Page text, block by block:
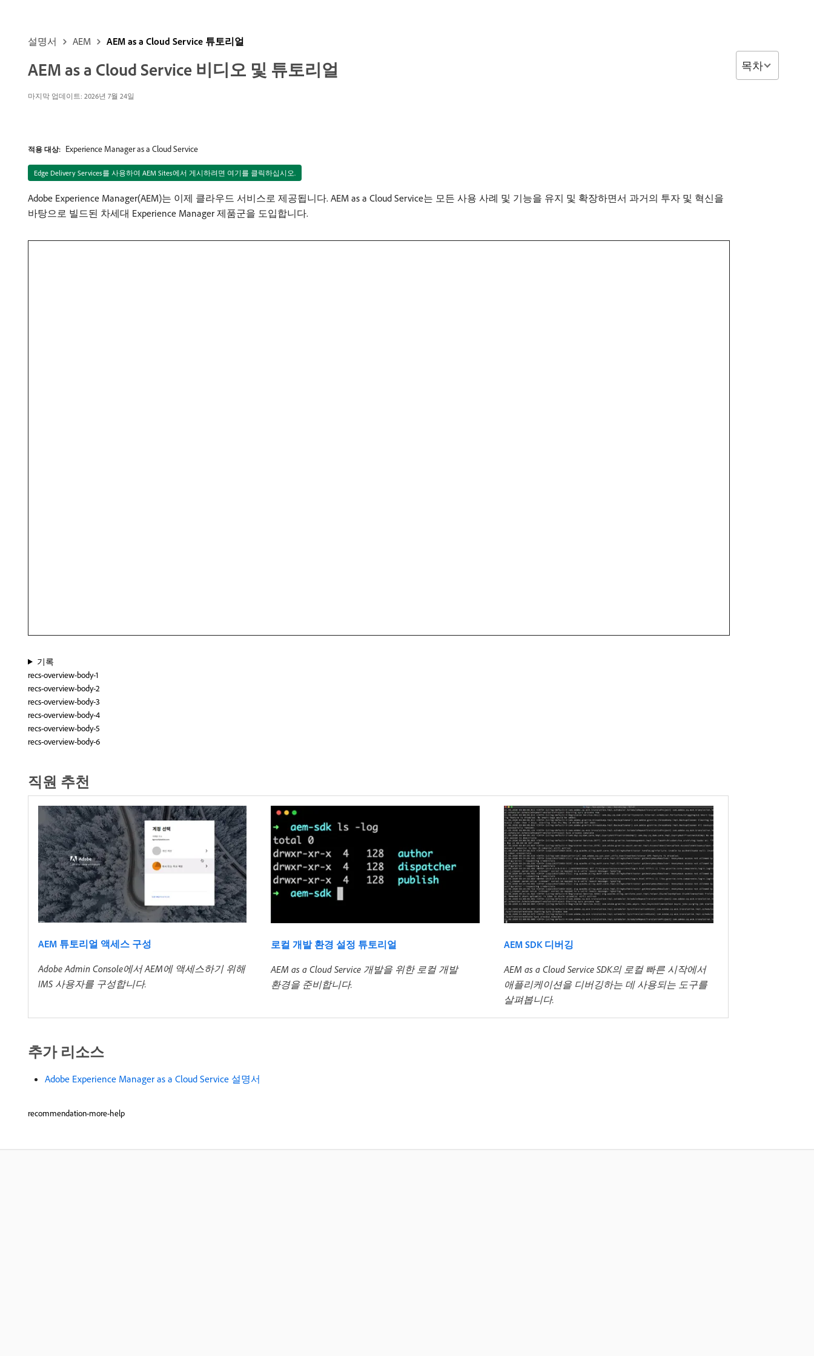
설명서 AEM AEM as a Cloud Service 튜토리얼
AEM as a Cloud Service 비디오 및 튜토리얼
마지막 업데이트: 2026년 7월 24일
적용 대상: Experience Manager as a Cloud Service
Edge Delivery Services를 사용하여 AEM Sites에서 게시하려면 여기를 클릭하십시오.
Adobe Experience Manager(AEM)는 이제 클라우드 서비스로 제공됩니다. AEM as a Cloud Service는 모든 사용 사례 및 기능을 유지 및 확장하면서 과거의 투자 및 혁신을
바탕으로 빌드된 차세대 Experience Manager 제품군을 도입합니다.
기록
recs-overview-body-1
recs-overview-body-2
recs-overview-body-3
recs-overview-body-4
recs-overview-body-5
recs-overview-body-6
직원 추천
AEM 튜토리얼 액세스 구성
Adobe Admin Console에서 AEM에 액세스하기 위해
IMS 사용자를 구성합니다.
로컬 개발 환경 설정 튜토리얼
AEM as a Cloud Service 개발을 위한 로컬 개발
환경을 준비합니다.
AEM SDK 디버깅
AEM as a Cloud Service SDK의 로컬 빠른 시작에서
애플리케이션을 디버깅하는 데 사용되는 도구를
살펴봅니다.
추가 리소스
Adobe Experience Manager as a Cloud Service 설명서
recommendation-more-help
목차